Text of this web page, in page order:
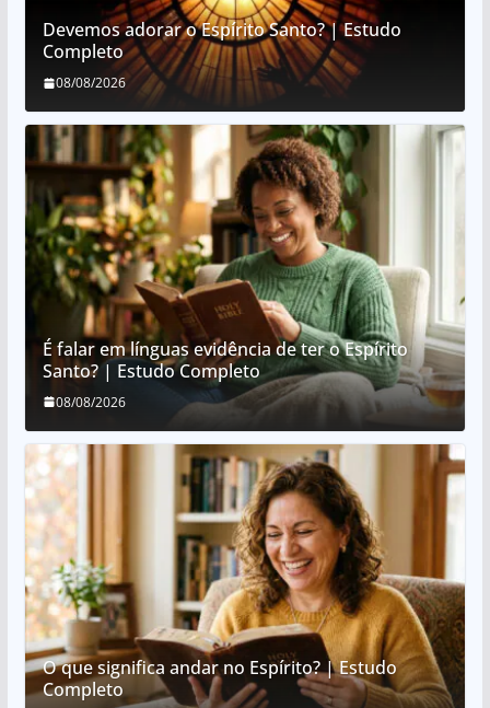
Devemos adorar o Espírito Santo? | Estudo
Completo
08/08/2026
É falar em línguas evidência de ter o Espírito
Santo? | Estudo Completo
08/08/2026
O que significa andar no Espírito? | Estudo
Completo